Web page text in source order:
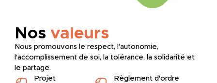
Nos valeurs
Nous promouvons le respect, l’autonomie,
l’accomplissement de soi, la tolérance, la solidarité et
le partage.
Projet
Règlement d'ordre